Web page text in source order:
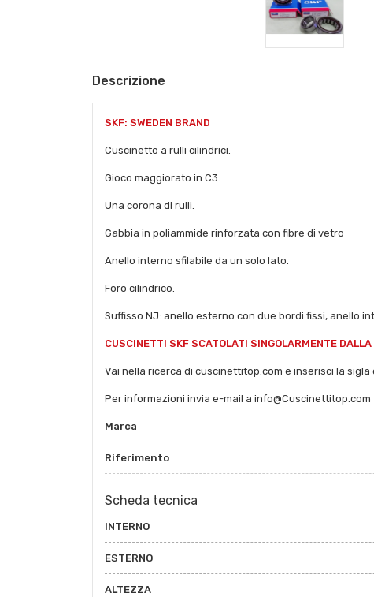
Descrizione
SKF: SWEDEN BRAND
Cuscinetto a rulli cilindrici.
Gioco maggiorato in C3.
Una corona di rulli.
Gabbia in poliammide rinforzata con fibre di vetro
Anello interno sfilabile da un solo lato.
Foro cilindrico.
Suffisso NJ: anello esterno con due bordi fissi, anello
CUSCINETTI SKF SCATOLATI SINGOLARMENTE
Vai nella ricerca di cuscinettitop.com e inserisci la
Per informazioni invia e-mail a info@Cuscinettitop.com
Marca
Riferimento
Scheda tecnica
INTERNO
ESTERNO
ALTEZZA